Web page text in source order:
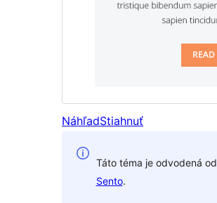
NáhľadStiahnuť
Táto téma je odvodená od
Sento.